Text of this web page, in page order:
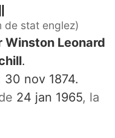
de stat englez
Winston Leonard
.
30 nov 1874.
24 jan 1965, la